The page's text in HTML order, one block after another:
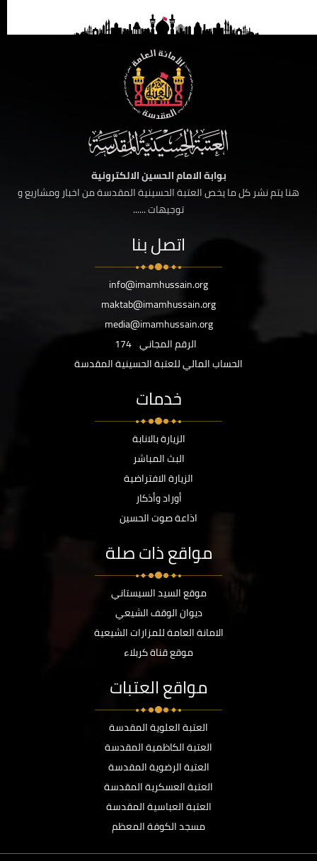
بوابة الامام الحسين الالكترونية
هنا يتم نشر كل ما يخص العتبة الحسينية المقدسة من اخبار ومشاريع و
توجيهات ......
اتصل بنا
info@imamhussain.org
maktab@imamhussain.org
media@imamhussain.org
الرقم المجاني 174
الحساب المالي للعتبة الحسينية المقدسة
خدمات
الزيارة بالانابة
البث المباشر
الزيارة الافتراضية
أوراد وأذكار
اذاعة صوت الحسين
مواقع ذات صلة
موقع السيد السيستاني
ديوان الوقف الشيعي
الامانة العامة للمزارات الشيعية
موقع قناة كربلاء
مواقع العتبات
العتبة العلوية المقدسة
العتبة الكاظمية المقدسة
العتبة الرضوية المقدسة
العتبة العسكرية المقدسة
العتبة العباسية المقدسة
مسجد الكوفة المعظم